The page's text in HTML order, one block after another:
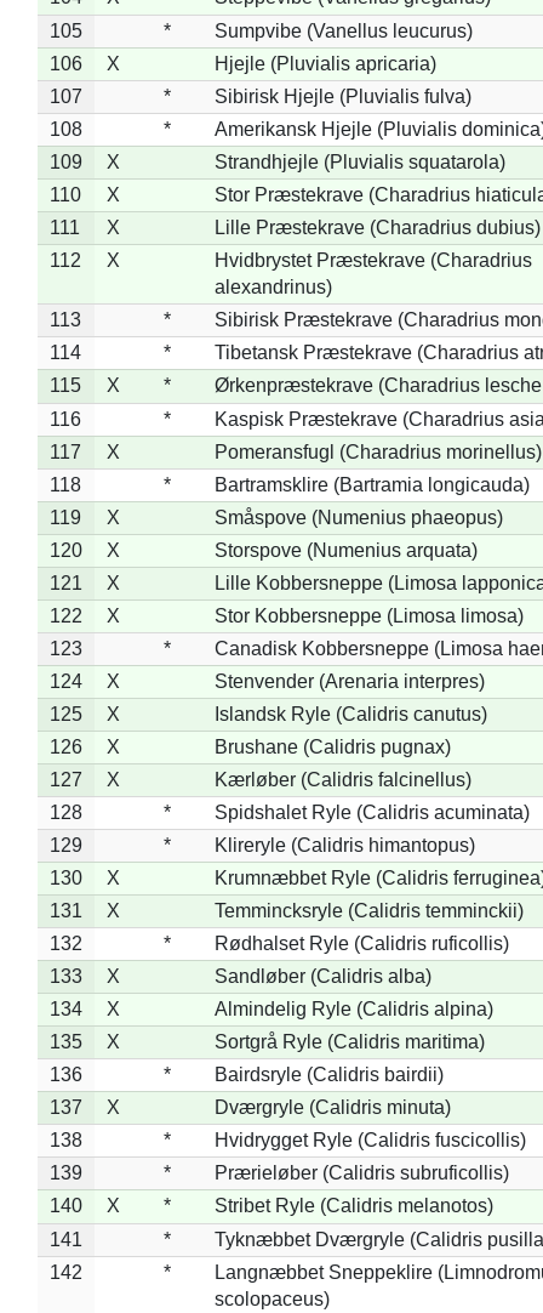
105
*
Sumpvibe (Vanellus leucurus)
106
X
Hjejle (Pluvialis apricaria)
107
*
Sibirisk Hjejle (Pluvialis fulva)
108
*
Amerikansk Hjejle (Pluvialis
109
X
Strandhjejle (Pluvialis squatarola)
110
X
Stor Præstekrave (Charadrius
111
X
Lille Præstekrave (Charadrius dubius)
112
X
Hvidbrystet Præstekrave (Charadrius
alexandrinus)
113
*
Sibirisk Præstekrave (Charadrius
114
*
Tibetansk Præstekrave (Charadrius
115
X *
Ørkenpræstekrave (Charadrius
116
*
Kaspisk Præstekrave (Charadrius
117
X
Pomeransfugl (Charadrius morinellus)
118
*
Bartramsklire (Bartramia longicauda)
119
X
Småspove (Numenius phaeopus)
120
X
Storspove (Numenius arquata)
121
X
Lille Kobbersneppe (Limosa
122
X
Stor Kobbersneppe (Limosa limosa)
123
*
Canadisk Kobbersneppe (Limosa
124
X
Stenvender (Arenaria interpres)
125
X
Islandsk Ryle (Calidris canutus)
126
X
Brushane (Calidris pugnax)
127
X
Kærløber (Calidris falcinellus)
128
*
Spidshalet Ryle (Calidris acuminata)
129
*
Klireryle (Calidris himantopus)
130
X
Krumnæbbet Ryle (Calidris
131
X
Temmincksryle (Calidris temminckii)
132
*
Rødhalset Ryle (Calidris ruficollis)
133
X
Sandløber (Calidris alba)
134
X
Almindelig Ryle (Calidris alpina)
135
X
Sortgrå Ryle (Calidris maritima)
136
*
Bairdsryle (Calidris bairdii)
137
X
Dværgryle (Calidris minuta)
138
*
Hvidrygget Ryle (Calidris fuscicollis)
139
*
Prærieløber (Calidris subruficollis)
140
X *
Stribet Ryle (Calidris melanotos)
141
*
Tyknæbbet Dværgryle (Calidris
142
*
Langnæbbet Sneppeklire
scolopaceus)